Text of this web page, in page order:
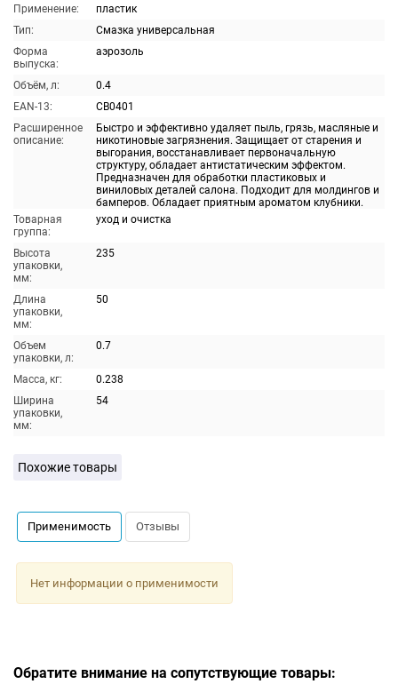
Применение:
пластик
Тип:
Смазка универсальная
Форма
выпуска:
аэрозоль
Объём, л:
0.4
EAN-13:
CB0401
Расширенное
описание:
Быстро и эффективно удаляет пыль, грязь, масляные и
никотиновые загрязнения. Защищает от старения и
выгорания, восстанавливает первоначальную
структуру, обладает антистатическим эффектом.
Предназначен для обработки пластиковых и
виниловых деталей салона. Подходит для молдингов и
бамперов. Обладает приятным ароматом клубники.
Товарная
группа:
уход и очистка
Высота
упаковки,
мм:
235
Длина
упаковки,
мм:
50
Объем
упаковки, л:
0.7
Масса, кг:
0.238
Ширина
упаковки,
мм:
54
Похожие товары
Применимость Отзывы
Нет информации о применимости
Обратите внимание на сопутствующие товары: